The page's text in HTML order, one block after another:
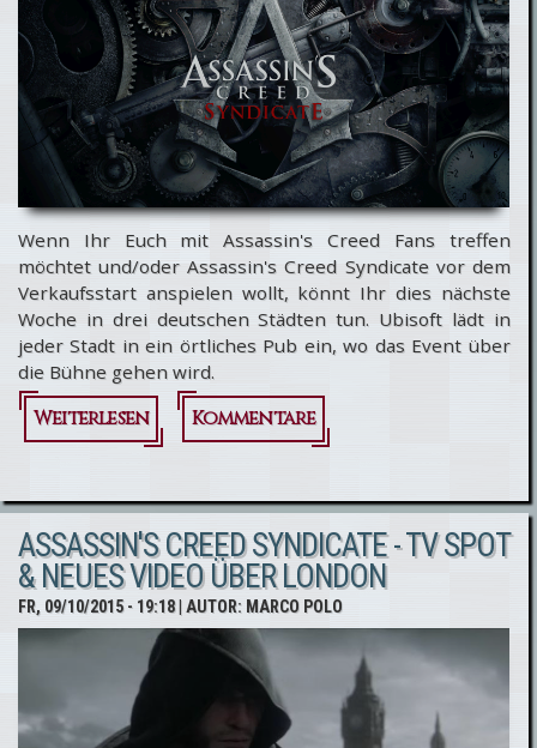
Wenn Ihr Euch mit Assassin's Creed Fans treffen
möchtet und/oder Assassin's Creed Syndicate vor dem
Verkaufsstart anspielen wollt, könnt Ihr dies nächste
Woche in drei deutschen Städten tun. Ubisoft lädt in
jeder Stadt in ein örtliches Pub ein, wo das Event über
die Bühne gehen wird.
Weiterlesen
über Ubisoft
Assassin's
Creed
Syndicate-
Pub Tour in
Deutschland
Kommentare
ASSASSIN'S CREED SYNDICATE - TV SPOT
& NEUES VIDEO ÜBER LONDON
FR, 09/10/2015 - 19:18| AUTOR: MARCO POLO